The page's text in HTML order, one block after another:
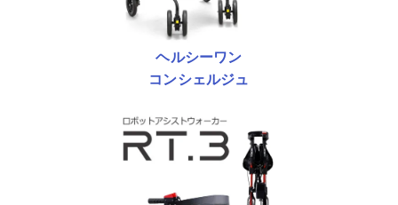
ヘルシーワン
コンシェルジュ